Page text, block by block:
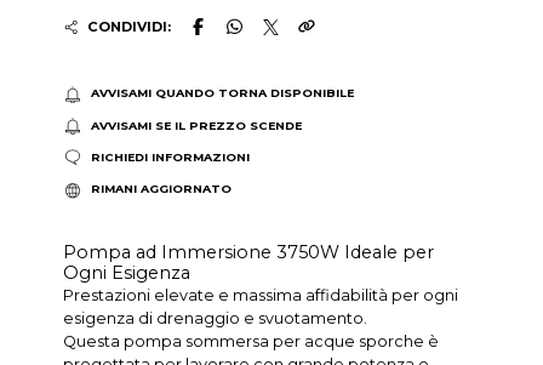
CONDIVIDI:
AVVISAMI QUANDO TORNA DISPONIBILE
AVVISAMI SE IL PREZZO SCENDE
RICHIEDI INFORMAZIONI
RIMANI AGGIORNATO
Pompa ad Immersione 3750W Ideale per
Ogni Esigenza
Prestazioni elevate e massima affidabilità per ogni
esigenza di drenaggio e svuotamento.
Questa pompa sommersa per acque sporche è